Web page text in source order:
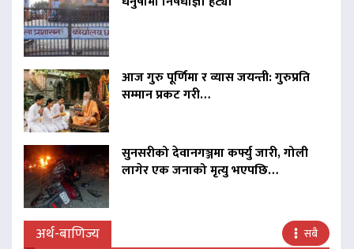
आज गुरु पूर्णिमा र व्यास जयन्ती: गुरुप्रति
सम्मान प्रकट गरी…
सुनसरीको देवानगञ्जमा कर्फ्यु जारी, गोली
लागेर एक जनाको मृत्यु भएपछि…
अर्थ-बाणिज्य सबै